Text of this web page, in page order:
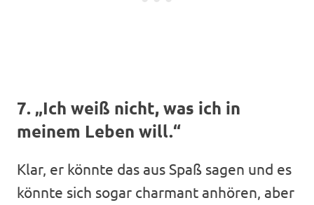
7. „Ich weiß nicht, was ich in
meinem Leben will.“
Klar, er könnte das aus Spaß sagen und es
könnte sich sogar charmant anhören, aber